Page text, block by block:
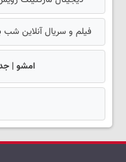
فیلم و سریال آنلاین شب
امشو |